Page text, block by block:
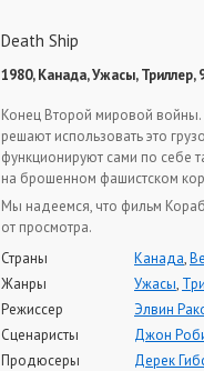
Death Ship
1980, Канада, Ужасы, Триллер,
Конец Второй мировой войны.
решают использовать это
функционируют сами по себе
на брошенном фашистском
Мы надеемся, что фильм
от просмотра.
Страны
Канада,
Жанры
Ужасы,
Режиссер
Элвин
Сценаристы
Джон
Продюсеры
Дерек